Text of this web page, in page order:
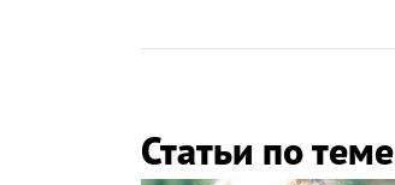
Статьи по теме